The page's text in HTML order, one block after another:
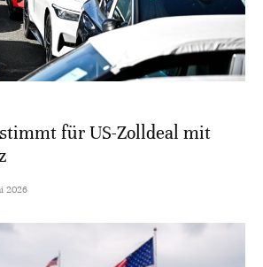
für US-Zolldeal mit
2026